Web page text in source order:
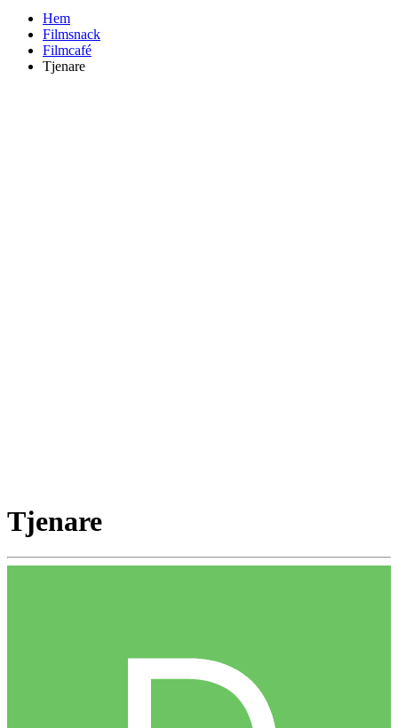
Hem
Filmsnack
Filmcafé
Tjenare
Tjenare